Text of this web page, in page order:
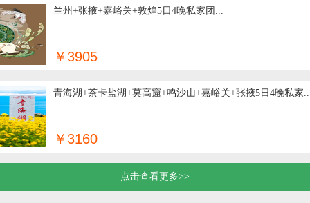
兰州+张掖+嘉峪关+敦煌5日4晚私家团...
￥3905
青海湖+茶卡盐湖+莫高窟+鸣沙山+嘉峪关+张掖5日4晚私家
￥3160
点击查看更多>>